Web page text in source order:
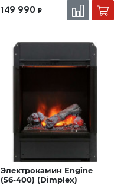
149 990 ₽
Электрокамин Engine
(56-400) (Dimplex)